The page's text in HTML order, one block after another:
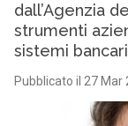
dall’Agenzia
strumenti
sistemi bancari
Pubblicato il 27 Mar